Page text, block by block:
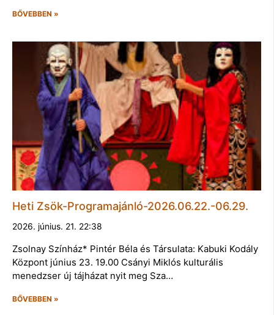
BŐVEBBEN »
Heti Zsök-Programajánló-2026.06.22.-06.29.
2026. június. 21. 22:38
Zsolnay Színház* Pintér Béla és Társulata: Kabuki Kodály
Központ június 23. 19.00 Csányi Miklós kulturális
menedzser új tájházat nyit meg Sza…
BŐVEBBEN »